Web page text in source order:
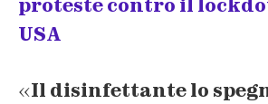
proteste contro il
USA
«Il disinfettante lo